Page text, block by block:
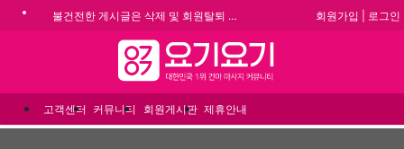
불건전한 게시글은 삭제 및 회원탈퇴 됩니다.
합법적이고 건전한 업체와 광고를 제휴합니다.
★요기요기 설 연휴 휴무 안내★
★ 요기요기 업체회원 안내사항 ★
회원가입 로그인
고객센터 커뮤니티 회원게시판 제휴안내